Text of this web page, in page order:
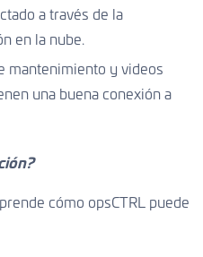
a través de la
en la nube.
mantenimiento y videos
una buena conexión a
cómo opsCTRL puede